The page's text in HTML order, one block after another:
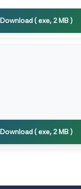
Download ( exe, 2 MB )
Download ( exe, 2 MB )